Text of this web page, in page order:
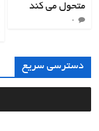
متحول می کند
۰
دسترسی سریع